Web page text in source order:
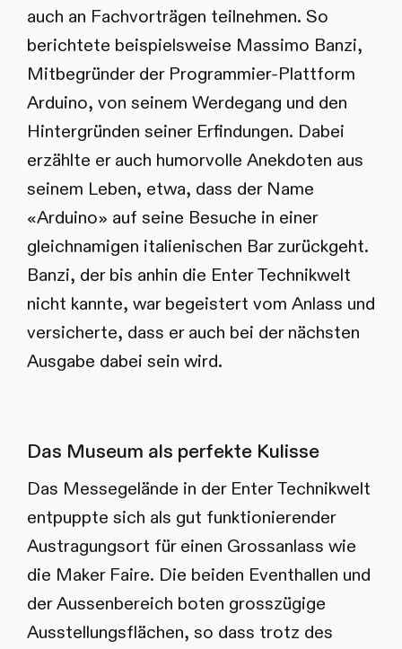
auch an Fachvorträgen teilnehmen. So
berichtete beispielsweise Massimo Banzi,
Mitbegründer der Programmier-Plattform
Arduino, von seinem Werdegang und den
Hintergründen seiner Erfindungen. Dabei
erzählte er auch humorvolle Anekdoten aus
seinem Leben, etwa, dass der Name
«Arduino» auf seine Besuche in einer
gleichnamigen italienischen Bar zurückgeht.
Banzi, der bis anhin die Enter Technikwelt
nicht kannte, war begeistert vom Anlass und
versicherte, dass er auch bei der nächsten
Ausgabe dabei sein wird.
Das Museum als perfekte Kulisse
Das Messegelände in der Enter Technikwelt
entpuppte sich als gut funktionierender
Austragungsort für einen Grossanlass wie
die Maker Faire. Die beiden Eventhallen und
der Aussenbereich boten grosszügige
Ausstellungsflächen, so dass trotz des